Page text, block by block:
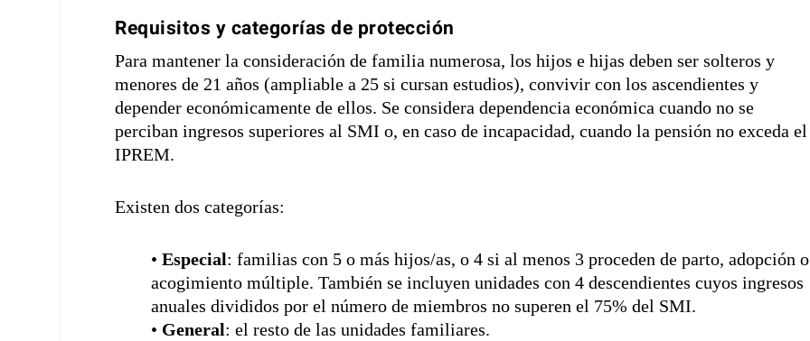
Requisitos y categorías de protección
Para mantener la consideración de familia numerosa, los hijos e hijas deben ser solteros y
menores de 21 años (ampliable a 25 si cursan estudios), convivir con los ascendientes y
depender económicamente de ellos. Se considera dependencia económica cuando no se
perciban ingresos superiores al SMI o, en caso de incapacidad, cuando la pensión no exceda el
IPREM.
Existen dos categorías:
•Especial: familias con 5 o más hijos/as, o 4 si al menos 3 proceden de parto, adopción o
acogimiento múltiple. También se incluyen unidades con 4 descendientes cuyos ingresos
anuales divididos por el número de miembros no superen el 75% del SMI.
• General: el resto de las unidades familiares.